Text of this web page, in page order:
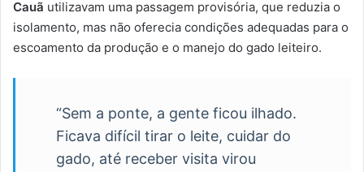
Cauã utilizavam uma passagem provisória, que reduzia o
isolamento, mas não oferecia condições adequadas para o
escoamento da produção e o manejo do gado leiteiro.
“Sem a ponte, a gente ficou ilhado.
Ficava difícil tirar o leite, cuidar do
gado, até receber visita virou